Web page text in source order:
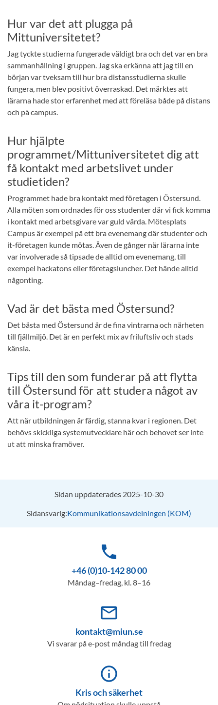
Hur var det att plugga på
Mittuniversitetet?
Jag tyckte studierna fungerade väldigt bra och det var en bra
sammanhållning i gruppen. Jag ska erkänna att jag till en
början var tveksam till hur bra distansstudierna skulle
fungera, men blev positivt överraskad. Det märktes att
lärarna hade stor erfarenhet med att föreläsa både på distans
och på campus.
Hur hjälpte
programmet/Mittuniversitetet dig att
få kontakt med arbetslivet under
studietiden?
Programmet hade bra kontakt med företagen i Östersund.
Alla möten som ordnades för oss studenter där vi fick komma
i kontakt med arbetsgivare var guld värda. Mötesplats
Campus är exempel på ett bra evenemang där studenter och
it-företagen kunde mötas. Även de gånger när lärarna inte
var involverade så tipsade de alltid om evenemang, till
exempel hackatons eller företagsluncher. Det hände alltid
någonting.
Vad är det bästa med Östersund?
Det bästa med Östersund är de fina vintrarna och närheten
till fjällmiljö. Det är en perfekt mix av friluftsliv och stads
känsla.
Tips till den som funderar på att flytta
till Östersund för att studera något av
våra it-program?
Att när utbildningen är färdig, stanna kvar i regionen. Det
behövs skickliga systemutvecklare här och behovet ser inte
ut att minska framöver.
Sidan uppdaterades 2025-10-30
Sidansvarig:Kommunikationsavdelningen (KOM)
phone
+46 (0)10-142 80 00
Måndag–fredag, kl. 8–16
mail_outline
kontakt@miun.se
Vi svarar på e-post måndag till fredag
info_outline
Kris och säkerhet